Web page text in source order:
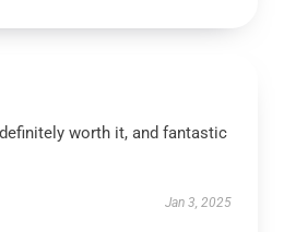
worth it, and fantastic
Jan 3, 2025